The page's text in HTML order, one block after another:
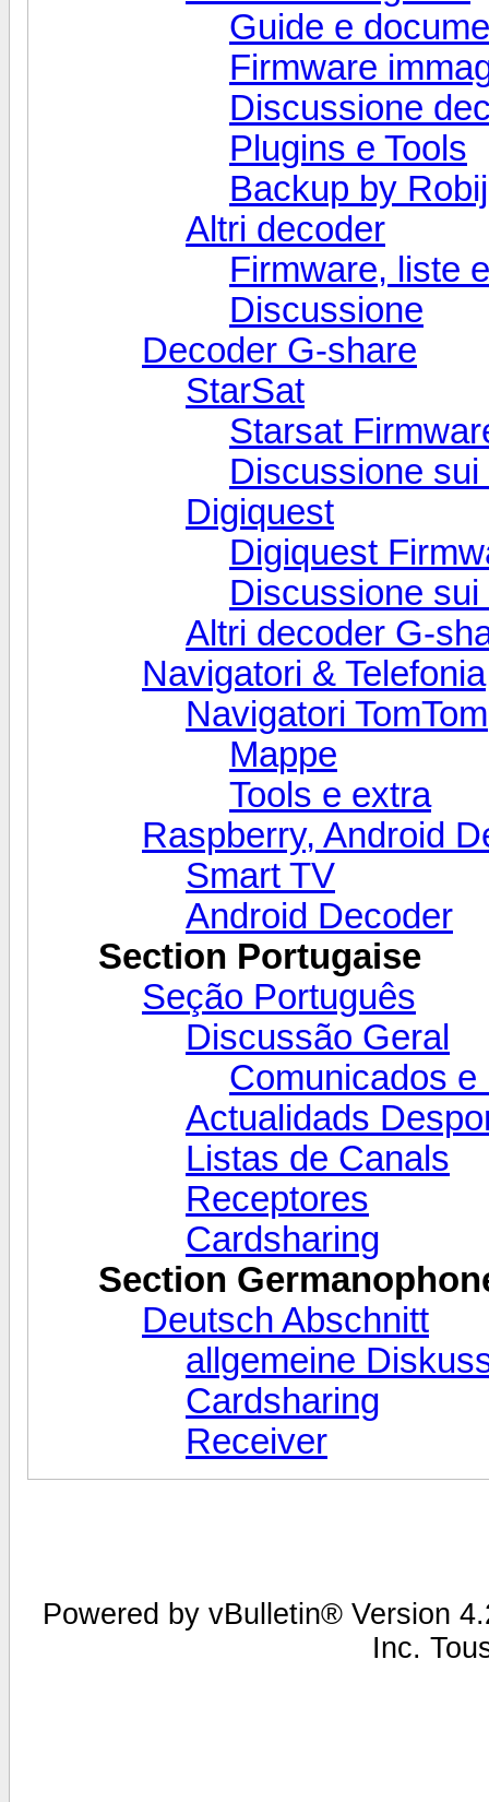
Guide e
Firmware
Discussione
Plugins e Tools
Backup by
Altri decoder
Firmware, liste
Discussione
Decoder G-share
StarSat
Starsat
Discussione
Digiquest
Digiquest
Discussione
Altri decoder G-
Navigatori & Telefonia
Navigatori TomTom
Mappe
Tools e extra
Raspberry, Android
Smart TV
Android Decoder
Section Portugaise
Seção Português
Discussão Geral
Comunicados
Actualidads
Listas de Canals
Receptores
Cardsharing
Section
Deutsch Abschnitt
allgemeine
Cardsharing
Receiver
Powered by vBulletin® Version
Inc.